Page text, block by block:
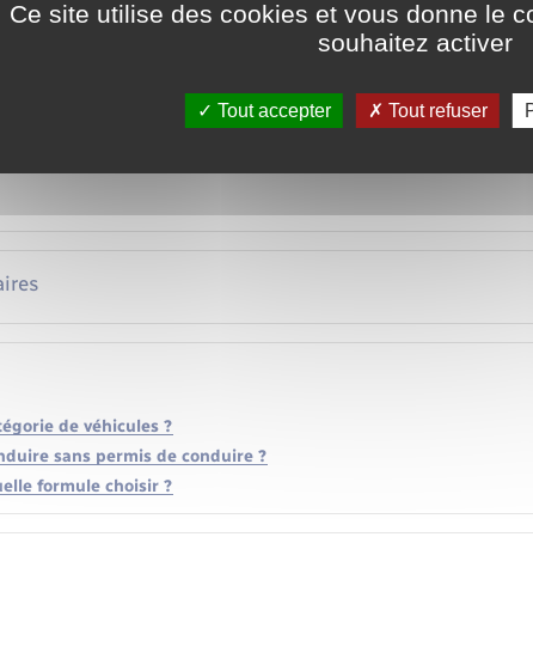
ou de vol du diplôme de l'ASSR1 ou de
de véhicules ?
sans permis de conduire ?
formule choisir ?
Ce site utilise des cookies et vous donne le
souhaitez activer
Tout accepter Tout refuser